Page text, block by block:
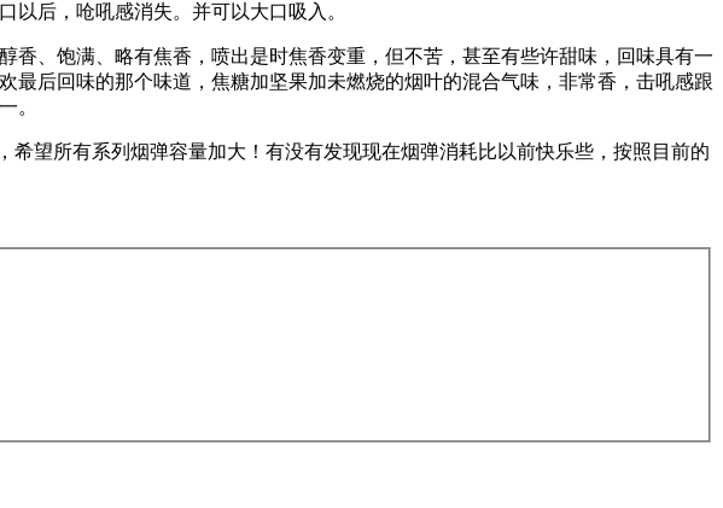
后，呛吼感消失。并可以大口吸入。
、饱满、略有焦香，喷出是时焦香变重，但不苦，甚至有些许甜味，回味具有一
后回味的那个味道，焦糖加坚果加未燃烧的烟叶的混合气味，非常香，击吼感跟
。
望所有系列烟弹容量加大！有没有发现现在烟弹消耗比以前快乐些，按照目前的